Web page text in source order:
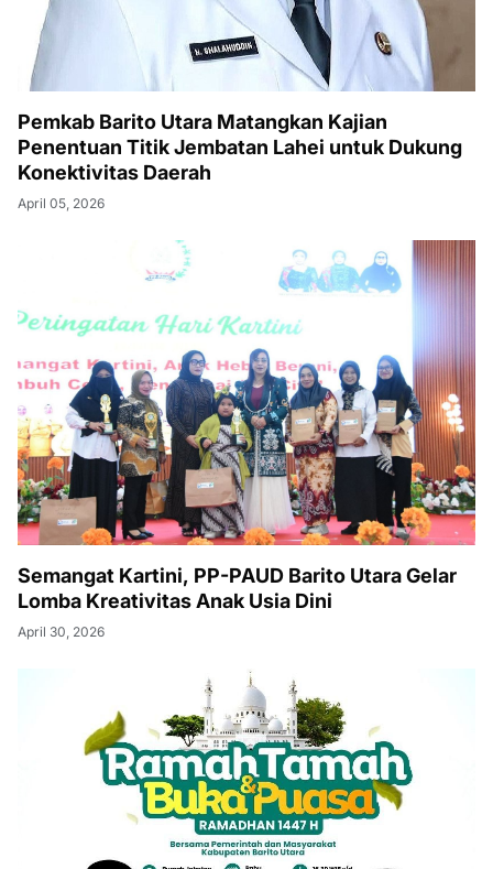
Pemkab Barito Utara Matangkan Kajian
Penentuan Titik Jembatan Lahei untuk Dukung
Konektivitas Daerah
April 05, 2026
Semangat Kartini, PP-PAUD Barito Utara Gelar
Lomba Kreativitas Anak Usia Dini
April 30, 2026